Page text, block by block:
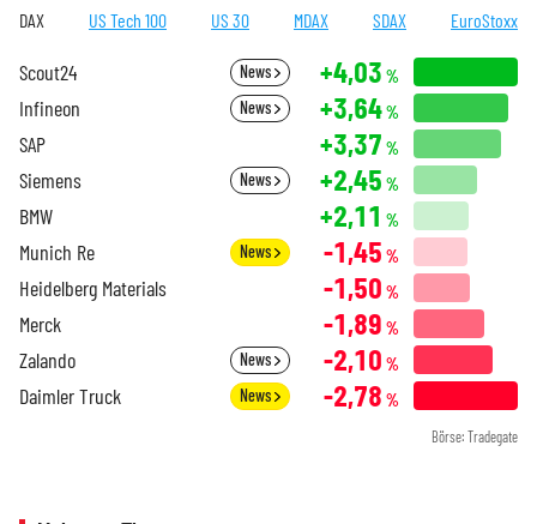
DAX US Tech 100 US 30 MDAX SDAX EuroStoxx
Scout24 News +4,03 %
Infineon News +3,64%
SAP +3,37 %
Siemens News +2,45 %
BMW +2,11 %
Munich Re News -1,45 %
Heidelberg Materials -1,50 %
Merck -1,89 %
Zalando News -2,10 %
Daimler Truck News -2,78 %
Börse: Tradegate